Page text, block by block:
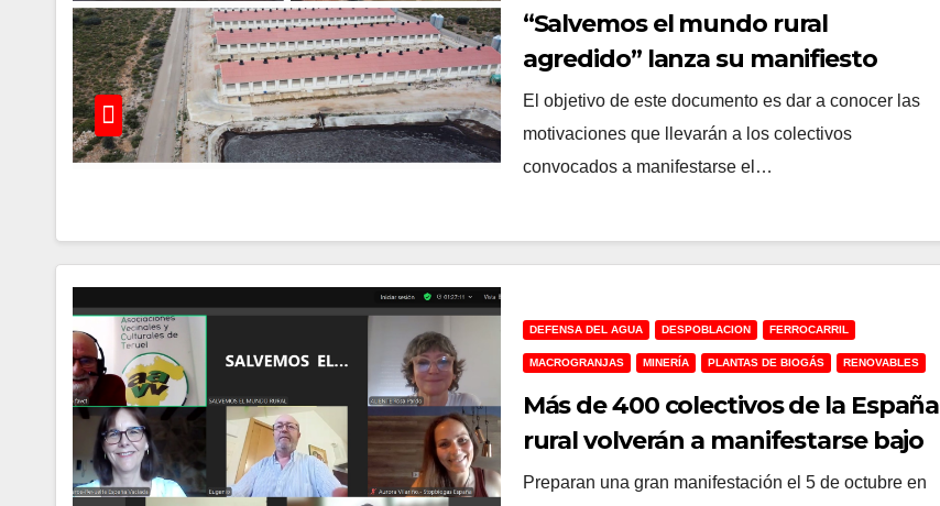
“Salvemos el mundo rural
agredido” lanza su manifiesto
previo y sigue sumando
adhesiones para la manifestación
El objetivo de este documento es dar a conocer las
motivaciones que llevarán a los colectivos
convocados a manifestarse el…
DEFENSA DEL AGUA DESPOBLACION FERROCARRIL
MACROGRANJAS MINERÍA PLANTAS DE BIOGÁS RENOVABLES
Más de 400 colectivos de la España
rural volverán a manifestarse bajo
el lema “Salvemos el mundo rural
Preparan una gran manifestación el 5 de octubre en